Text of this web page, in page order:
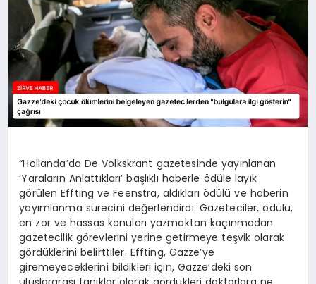
TEKNOLOJI
“Hollanda’da De Volkskrant gazetesinde yayınlanan
‘Yaraların Anlattıkları’ başlıklı haberle ödüle layık
görülen Effting ve Feenstra, aldıkları ödülü ve haberin
yayımlanma sürecini değerlendirdi. Gazeteciler, ödülü,
en zor ve hassas konuları yazmaktan kaçınmadan
gazetecilik görevlerini yerine getirmeye teşvik olarak
gördüklerini belirttiler. Effting, Gazze’ye
giremeyeceklerini bildikleri için, Gazze’deki son